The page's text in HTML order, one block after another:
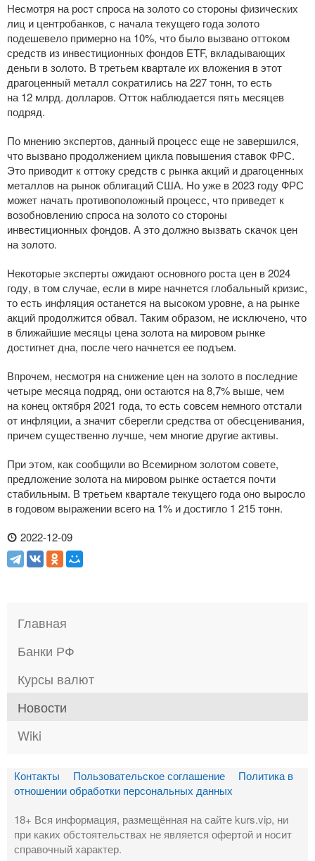
Несмотря на рост спроса на золото со стороны физических
лиц и центробанков, с начала текущего года золото
подешевело примерно на 10%, что было вызвано оттоком
средств из инвестиционных фондов ETF, вкладывающих
деньги в золото. В третьем квартале их вложения в этот
драгоценный металл сократились на 227 тонн, то есть
на 12 млрд. долларов. Отток наблюдается пять месяцев
подряд.
По мнению экспертов, данный процесс еще не завершился,
что вызвано продолжением цикла повышения ставок ФРС.
Это приводит к оттоку средств с рынка акций и драгоценных
металлов на рынок облигаций США. Но уже в 2023 году ФРС
может начать противоположный процесс, что приведет к
возобновлению спроса на золото со стороны
инвестиционных фондов. А это должно вызвать скачок цен
на золото.
Некоторые эксперты ожидают основного роста цен в 2024
году, в том случае, если в мире начнется глобальный кризис,
то есть инфляция останется на высоком уровне, а на рынке
акций продолжится обвал. Таким образом, не исключено, что
в ближайшие месяцы цена золота на мировом рынке
достигнет дна, после чего начнется ее подъем.
Впрочем, несмотря на снижение цен на золото в последние
четыре месяца подряд, они остаются на 8,7% выше, чем
на конец октября 2021 года, то есть совсем немного отстали
от инфляции, а значит сберегли средства от обесценивания,
причем существенно лучше, чем многие другие активы.
При этом, как сообщили во Всемирном золотом совете,
предложение золота на мировом рынке остается почти
стабильным. В третьем квартале текущего года оно выросло
в годовом выражении всего на 1% и достигло 1 215 тонн.
2022-12-09
Главная
Банки РФ
Курсы валют
Новости
Wiki
Контакты Пользовательское соглашение
Политика в
отношении обработки персональных данных
18+ Вся информация, размещённая на сайте kurs.vip, ни
при каких обстоятельствах не является офертой и носит
справочный характер.